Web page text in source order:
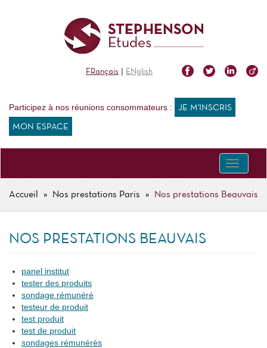
FRançais | ENglish
Participez à nos réunions consommateurs : JE M'INSCRIS
MON ESPACE
Toggle
FIL
D'ARIANE
Accueil Nos prestations Paris Nos prestations Beauvais
NOS PRESTATIONS BEAUVAIS
panel institut
tester des produits
sondage rémunéré
testeur de produit
test produit
test de produit
sondages rémunérés